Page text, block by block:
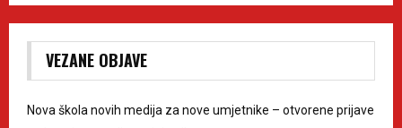
VEZANE OBJAVE
Nova škola novih medija za nove umjetnike – otvorene prijave